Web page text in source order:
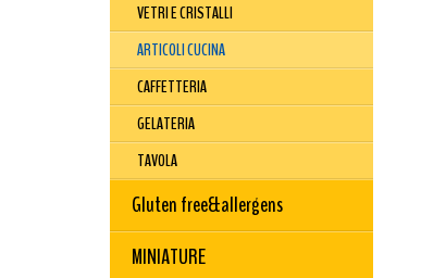
VETRI E CRISTALLI
ARTICOLI CUCINA
CAFFETTERIA
GELATERIA
TAVOLA
Gluten free&allergens
MINIATURE